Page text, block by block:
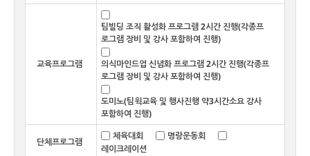
교육프로그램
팀빌딩 조직 활성화 프로그램 2시간 진행(각종프
로그램 장비 및 강사 포함하여 진행)
의식마인드업 신념화 프로그램 2시간 진행(각종프
로그램 장비 및 강사 포함하여 진행)
도미노(팀윅교육 및 행사진행 약3시간소요 강사
포함하여 진행)
단체프로그램
체육대회
명랑운동회
레이크레이션